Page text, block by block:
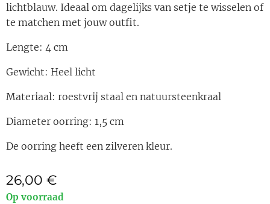
lichtblauw. Ideaal om dagelijks van setje te wisselen of
te matchen met jouw outfit.
Lengte: 4 cm
Gewicht: Heel licht
Materiaal: roestvrij staal en natuursteenkraal
Diameter oorring: 1,5 cm
De oorring heeft een zilveren kleur.
26,00 €
Op voorraad